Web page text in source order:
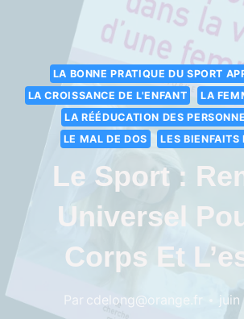
LA BONNE PRATIQUE DU SPORT
LA CROISSANCE DE L'ENFANT
LA
LA RÉÉDUCATION DES
LE MAL DE DOS
LES BIENFAITS
Le Sport :
Universel
Corps Et
Par cdelong@orange.fr juin